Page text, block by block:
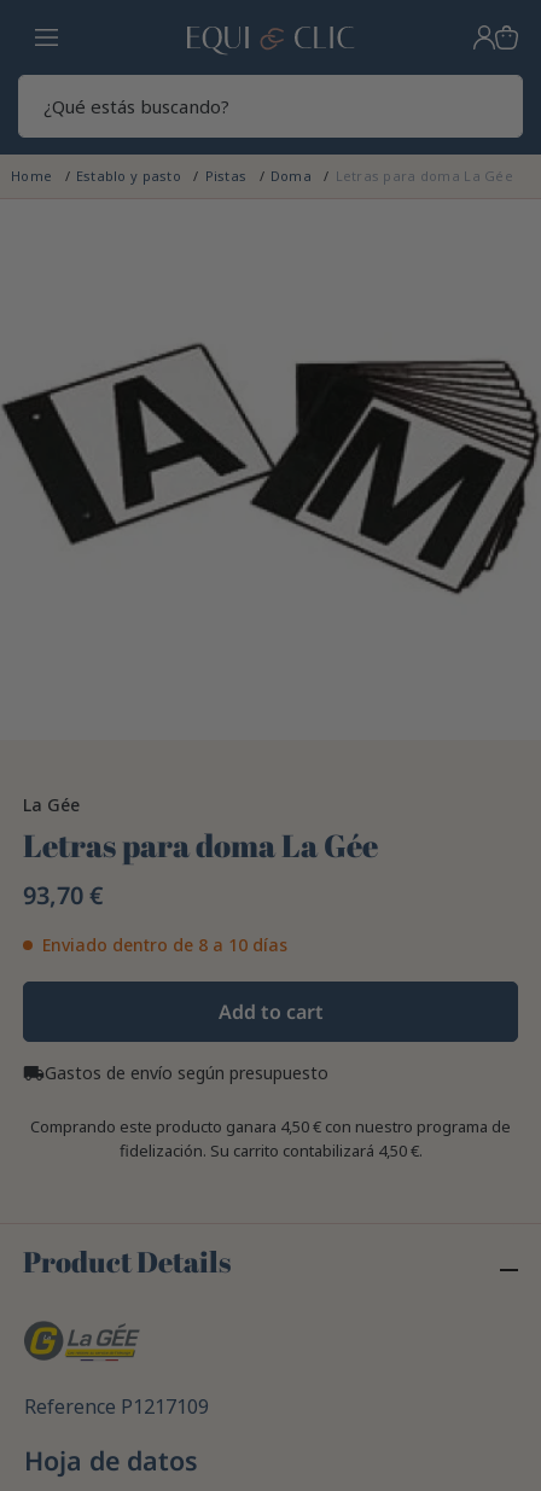
Hogar
Home Establo y pasto Pistas Doma Letras para doma La Gée
La Gée
Letras para doma La Gée
93,70 €
Enviado dentro de 8 a 10 días
Add to cart
local_shippingGastos de envío según presupuesto
Comprando este producto ganara 4,50 € con nuestro programa de
fidelización. Su carrito contabilizará 4,50 €.
Product Details
Reference P1217109
Hoja de datos